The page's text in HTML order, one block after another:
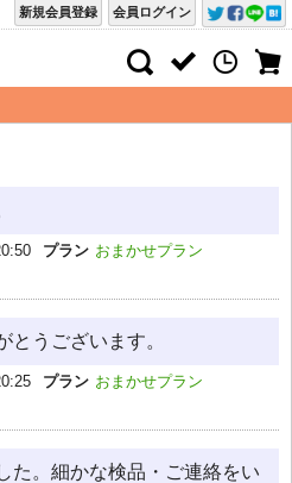
会員ログイン
新規会員登録
プラン おまかせプラン
とうございます。
プラン おまかせプラン
た。細かな検品・ご連絡をい